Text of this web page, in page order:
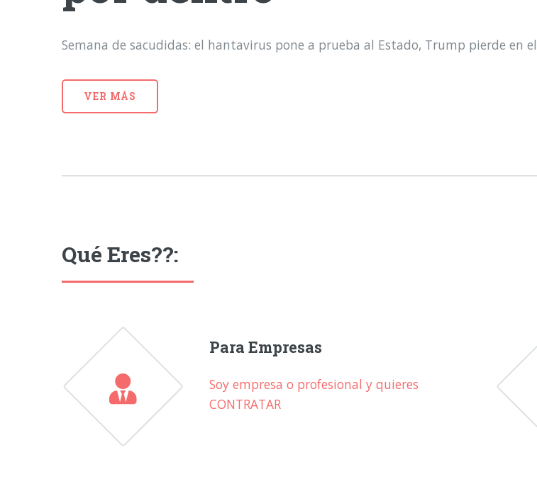
Semana de sacudidas: el hantavirus pone a prueba al Estado, Trump pierde en
VER MÁS
Qué Eres??:
Para Empresas
Soy empresa o profesional y quieres
CONTRATAR